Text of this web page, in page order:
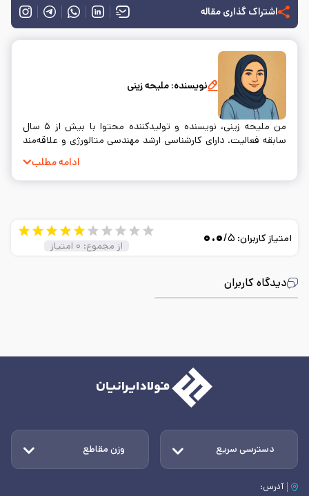
اشتراک گذاری مقاله
نویسنده: ملیحه زینی
من ملیحه زینی، نویسنده و تولیدکننده محتوا با بیش از ۵ سال
سابقه فعالیت. دارای کارشناسی ارشد مهندسی متالورژی و علاقه‌مند
ادامه مطلب
دیدگاه کاربران
امتیاز کاربران: ۰.۰/۵
از مجموع: ۰ امتیاز
دسترسی سریع وزن مقاطع
آدرس: